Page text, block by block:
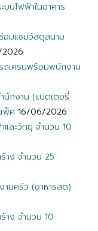
บไฟฟ้าในอาคาร
อมแซมวัสดุสนาม
รถเครนพร้อมพนักงาน
นักงาน (แบตเตอรี่
พ๊ค 16/06/2026
และวิทยุ จำนวน 10
าง จำนวน 25
านครัว (อาหารสด)
าง จำนวน 10